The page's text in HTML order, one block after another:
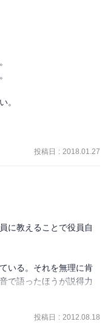
。
投稿日 : 2018.01.27
に教えることで役員自
いる。それを無理に肯
で語ったほうが説得力
投稿日 : 2012.08.18